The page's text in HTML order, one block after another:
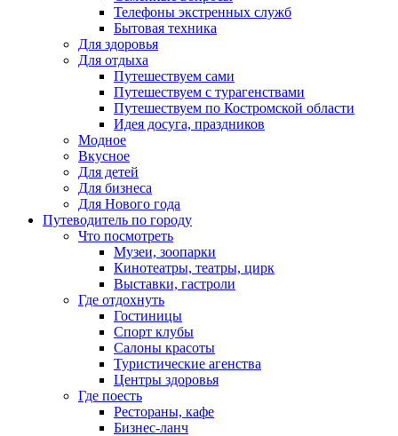
Телефоны экстренных служб
Бытовая техника
Для здоровья
Для отдыха
Путешествуем сами
Путешествуем с турагенствами
Путешествуем по Костромской области
Идея досуга, праздников
Модное
Вкусное
Для детей
Для бизнеса
Для Нового года
Путеводитель по городу
Что посмотреть
Музеи, зоопарки
Кинотеатры, театры, цирк
Выставки, гастроли
Где отдохнуть
Гостиницы
Спорт клубы
Салоны красоты
Туристические агенства
Центры здоровья
Где поесть
Рестораны, кафе
Бизнес-ланч